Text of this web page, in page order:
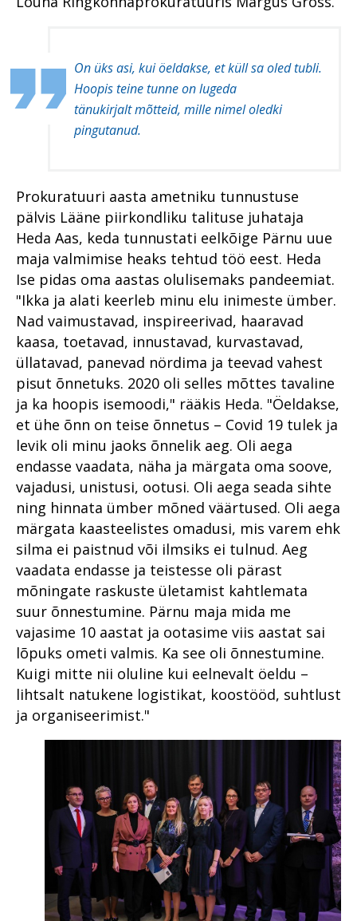
Assar Pauluse vahistamine
Leedu autovargad jõuavad
Eestisse
Pronksiöö
Kokaiini hammasratas
tapatalgud
Metanoolitragöödia
Pärnus
ERA panga pankrot
Jehoova tunnistajast ema
keelas vastsündinu
päästmise vereülekandega
Mäo tulistamine
Pommiplahvatus
Vabaduse väljakul
oportuniteedi kasuks?
Mis on ahistav jälitamine?
100 aastat põhiseadust, 101
Põhja ringkonnaprokuratuur
aastal 2019
Viru ringkonnaprokuratuur
aastal 2019
Lõuna ringkonnaprokuratuur
aastal 2019
Lääne ringkonnaprokuratuur
aastal 2019
Süüdistusosakond aastal
2019
Avalike suhete osakond
aastal 2019
Järelevalveosakond aastal
2019
Haldusosakond aastal 2019
Rahvusvaheline koostöö 2019
Valmisid prokuröride
kompetentsimudelid
Prokuratuur 2015–2019
Alaealiste õigusrikkujate
kestis kogu aasta
Prokuratuur kõrvaltvaataja
pilguga
Põhja ringkonnaprokuratuur
Viru ringkonnaprokuratuur
Lõuna ringkonnaprokuratuur
Lääne ringkonnaprokuratuur
süüdistusosakonnas
2018 riigiprokuratuuri
järelevalveosakonnas
Prokuratuuri aasta numbrites
Millised on kõige mõjukamad
lood?
Rahvusvaheline koostöö
Prokuratuuri aastaraamat
2017
Ühenda prokurör tema
lemmikuga
Eesti fentanüülituru tõusud ja
prokuröri selja taga riik
Prokuröri avakõne kui
„noateral kõndimine“
kinnipidamisest kergendust
tunnevad
Millest räägivad
õigeksmõistvad
kohtuotsused?
Laiaulatusliku vargusteahela
Peitkuritegevus turvalises
Pärnus on prokuratuurile
väljakutse
Juhuslik vihje viis südametu
kotijooksja tabamiseni
Aasta prokurör ja aasta
ametnik
Prokuratuuri personalitöö
Rahvusvaheline koostöö
Prokuratuuri panus
õigusloomesse
Prokuratuuri aastaraamat
2016
On üks asi, kui öeldakse, et küll sa oled tubli.
Hoopis teine tunne on lugeda
tänukirjalt mõtteid, mille nimel oledki
pingutanud.
Prokuratuuri aasta ametniku tunnustuse
pälvis Lääne piirkondliku talituse juhataja
Heda Aas, keda tunnustati eelkõige Pärnu uue
maja valmimise heaks tehtud töö eest. Heda
Ise pidas oma aastas olulisemaks pandeemiat.
"Ikka ja alati keerleb minu elu inimeste ümber.
Nad vaimustavad, inspireerivad, haaravad
kaasa, toetavad, innustavad, kurvastavad,
üllatavad, panevad nördima ja teevad vahest
pisut õnnetuks. 2020 oli selles mõttes tavaline
ja ka hoopis isemoodi," rääkis Heda. "Öeldakse,
et ühe õnn on teise õnnetus – Covid 19 tulek ja
levik oli minu jaoks õnnelik aeg. Oli aega
endasse vaadata, näha ja märgata oma soove,
vajadusi, unistusi, ootusi. Oli aega seada sihte
ning hinnata ümber mõned väärtused. Oli aega
märgata kaasteelistes omadusi, mis varem ehk
silma ei paistnud või ilmsiks ei tulnud. Aeg
vaadata endasse ja teistesse oli pärast
mõningate raskuste ületamist kahtlemata
suur õnnestumine. Pärnu maja mida me
vajasime 10 aastat ja ootasime viis aastat sai
lõpuks ometi valmis. Ka see oli õnnestumine.
Kuigi mitte nii oluline kui eelnevalt öeldu –
lihtsalt natukene logistikat, koostööd, suhtlust
ja organiseerimist."